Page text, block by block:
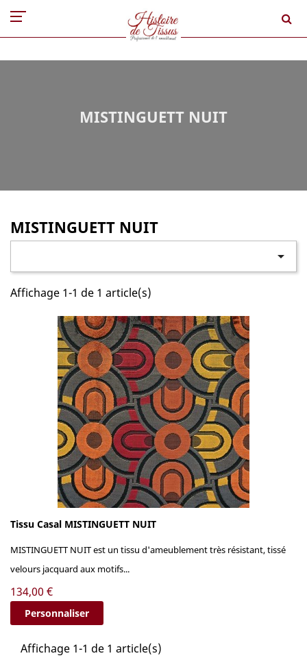
MISTINGUETT NUIT
MISTINGUETT NUIT

Affichage 1-1 de 1 article(s)
Tissu Casal MISTINGUETT NUIT
MISTINGUETT NUIT est un tissu d'ameublement très résistant, tissé
velours jacquard aux motifs...
Prix
134,00 €
Personnaliser
Affichage 1-1 de 1 article(s)